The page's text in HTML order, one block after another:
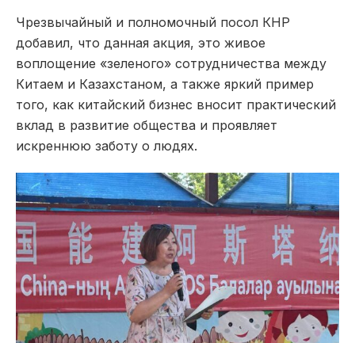
Чрезвычайный и полномочный посол КНР
добавил, что данная акция, это живое
воплощение «зеленого» сотрудничества между
Китаем и Казахстаном, а также яркий пример
того, как китайский бизнес вносит практический
вклад в развитие общества и проявляет
искреннюю заботу о людях.